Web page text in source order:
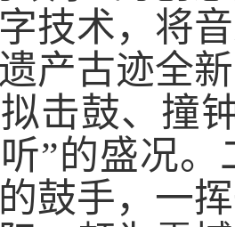
技术，将
产古迹全
击鼓、撞
”的盛况
鼓手，一